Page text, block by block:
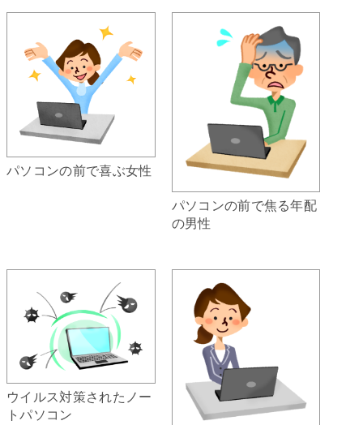
パソコンの前で喜ぶ女性
パソコンの前で焦る年配
の男性
ウイルス対策されたノー
トパソコン